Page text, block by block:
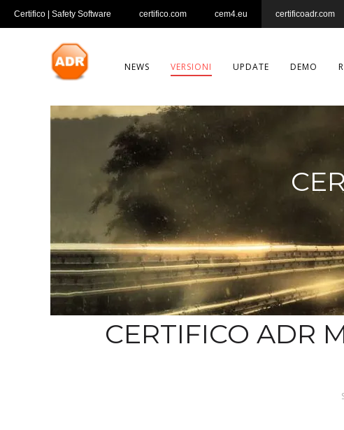
Certifico | Safety Software certifico.com cem4.eu certificoadr.com
NEWS VERSIONI UPDATE DEMO
CERTIFICO ADR